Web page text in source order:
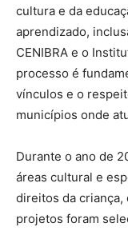
cultura e da
aprendizado,
CENIBRA e o
processo é
vínculos e o
municípios onde
Durante o ano de
áreas cultural e
direitos da criança,
projetos foram